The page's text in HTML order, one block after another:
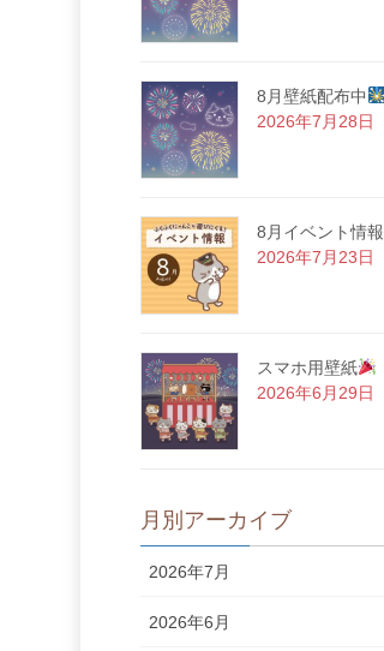
8月壁紙配布中
2026年7月28日
8月イベント情報
2026年7月23日
スマホ用壁紙
2026年6月29日
月別アーカイブ
2026年7月
2026年6月